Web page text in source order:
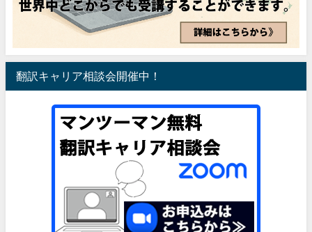
翻訳キャリア相談会開催中！